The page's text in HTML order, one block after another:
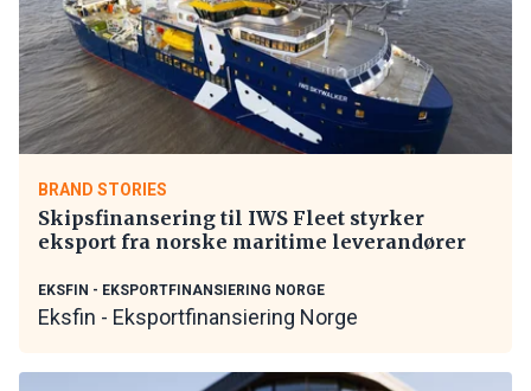
BRAND STORIES
Skipsfinansering til IWS Fleet styrker
eksport fra norske maritime leverandører
EKSFIN - EKSPORTFINANSIERING NORGE
Eksfin - Eksportfinansiering Norge